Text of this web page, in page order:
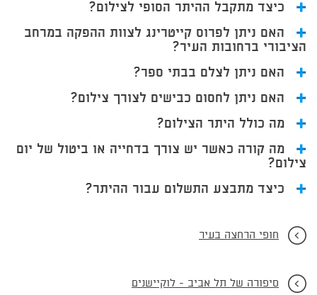
כיצד מתקבל ההיתר הסופי לצילום?
האם ניתן לפרוס קייטרינג לצוות ההפקה במרחב
הציבורי ברחובות העיר?
האם ניתן לצלם בבתי ספר?
האם ניתן לחסום כבישים לצורך צילום?
מה כולל היתר הצילום?
מה קורה כאשר יש צורך בדחייה או ביטול של יום
צילום?
כיצד מתבצע התשלום עבור ההיתר?
חופי הרחצה בעיר
סיפורה של תל אביב - לוקיישנים